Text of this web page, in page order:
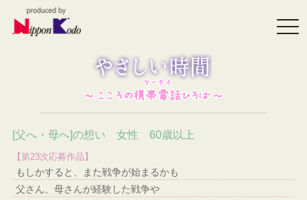
[父へ・母へ]の想い 女性 60歳以上
【第23次応募作品】
もしかすると、また戦争が始まるかも
父さん、母さんが経験した戦争や